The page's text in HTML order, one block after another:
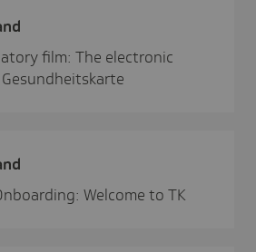
film: The electronic
Welcome to TK